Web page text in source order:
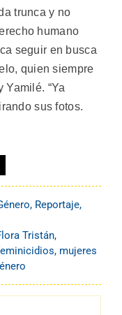
trunca y no
humano
seguir en busca
quien siempre
Yamilé. “Ya
sus fotos.
, Reportaje,
Tristán,
, mujeres